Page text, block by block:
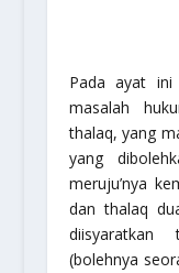
Pada ayat ini
masalah
thalaq, yang
yang
meruju’nya
dan thalaq
diisyaratkan
(bolehnya